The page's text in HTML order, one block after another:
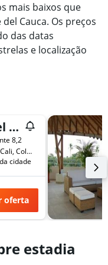
mais baixos que
Cauca. Os preços
das datas
e localização
Gran Hotel Cali
8,2
Calle 15N 6N-37, Cali, Colômbia
cidade
oferta
estadia